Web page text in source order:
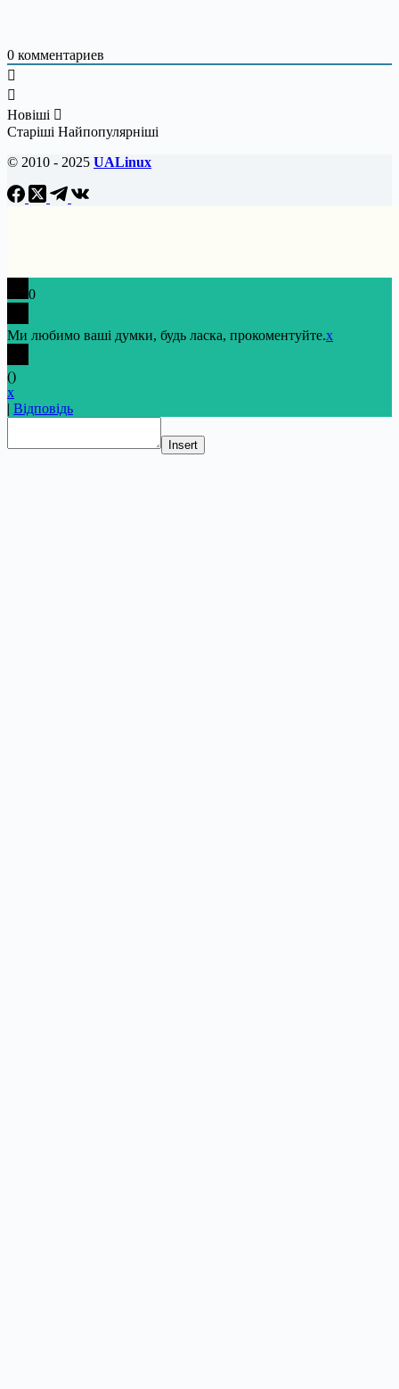
0 комментариев
Новіші
Старіші Найпопулярніші
© 2010 - 2025 UALinux
0
Ми любимо ваші думки, будь ласка, прокоментуйте.x
()
x
| Відповідь
Insert